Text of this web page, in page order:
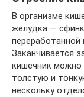
В организме
желудка —
Заканчивается
кишечник можно
толстую и
нескольку